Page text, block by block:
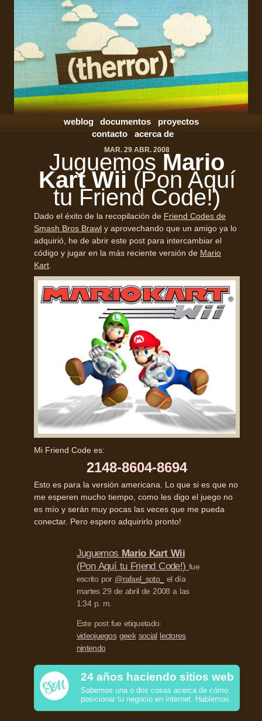
weblog documentos
proyectos
contacto
acerca de
MAR. 29 ABR. 2008
Juguemos Mario
Kart Wii (Pon Aquí
tu Friend Code!)
Dado el éxito de la recopilación de Friend Codes de
Smash Bros Brawl y aprovechando que un amigo ya lo
adquirió, he de abrir este post para intercambiar el
código y jugar en la más reciente versión de Mario
Kart
Mi Friend Code es:
2148-8604-8694
Esto es para la versión americana. Lo que si es que no
me esperen mucho tiempo, como les digo el juego no
es mío y serán muy pocas las veces que me pueda
conectar. Pero espero adquirirlo pronto!
Juguemos Mario Kart Wii
(Pon Aquí tu Friend Code!) fue
escrito por @rafael_soto_
el día
martes 29 de abril de 2008 a las
1:34 p. m.
Este post fue etiquetado:
videojuegos geek social lectores
nintendo
24 años haciendo sitios web
Sabemos una o dos cosas acerca de cómo
posicionar tu negocio en internet. Hablemos.